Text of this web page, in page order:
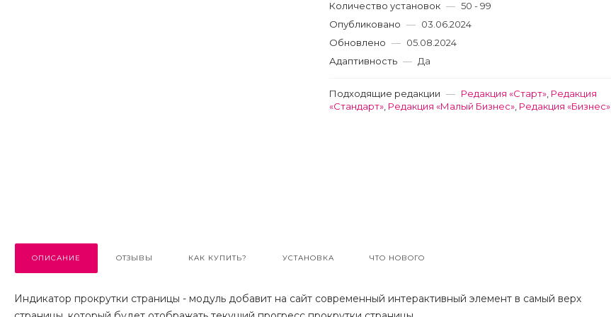
Количество установок — 50 - 99
Опубликовано — 03.06.2024
Обновлено — 05.08.2024
Адаптивность — Да
Подходящие редакции — Редакция «Старт» Редакция
«Стандарт» Редакция «Малый Бизнес» Редакция «Бизнес»
ОПИСАНИЕ ОТЗЫВЫ КАК КУПИТЬ? УСТАНОВКА ЧТО НОВОГО
Индикатор прокрутки страницы - модуль добавит на сайт современный интерактивный элемент в самый верх